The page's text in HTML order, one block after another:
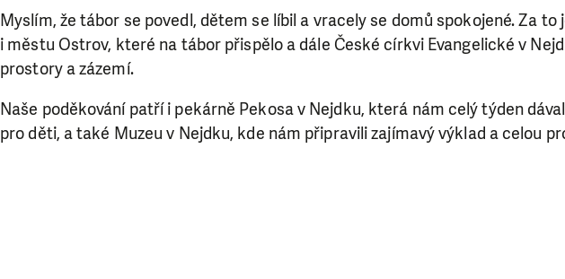
Myslím, že tábor se povedl, dětem se líbil a vracely se domů spokojené. Za
i městu Ostrov, které na tábor přispělo a dále České církvi Evangelické v
prostory a zázemí.
Naše poděkování patří i pekárně Pekosa v Nejdku, která nám celý týden
pro děti, a také Muzeu v Nejdku, kde nám připravili zajímavý výklad a celou
LÍBÍ SE VÁM, CO DĚLÁME?
Abychom mohli pomáhat smysluplně, neobejdeme se bez Vaší podpory.
rozhodnete pomoci jedním darem nebo se stanete pravidelným dárcem
dary nám umožní pomoci vždy tam, kde je to nejvíce